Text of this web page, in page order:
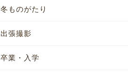
冬ものがたり
出張撮影
卒業・入学